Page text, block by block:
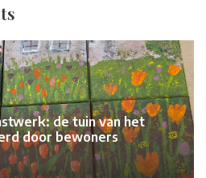
de tuin van het
door bewoners